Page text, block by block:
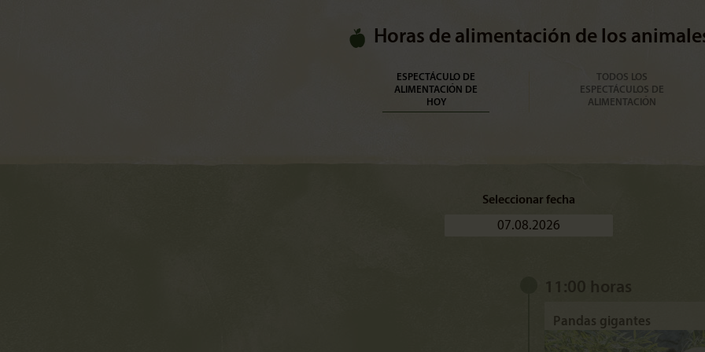
Horas de alimentación de los
ESPECTÁCULO DE
ALIMENTACIÓN DE
HOY
TODOS LOS
ESPECTÁCULOS DE
ALIMENTACIÓN
Seleccionar fecha
11:00 horas
Pandas gigantes